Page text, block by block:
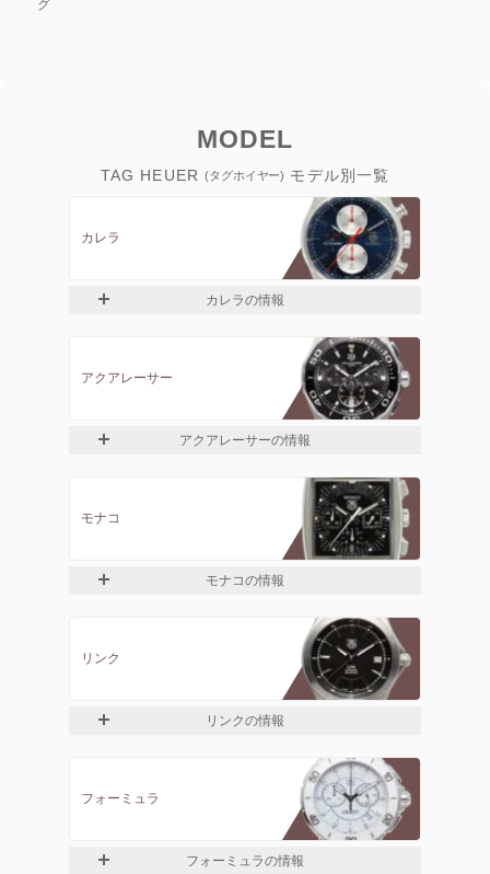
グ
MODEL
TAG HEUER(タグホイヤー) モデル別一覧
カレラ
カレラの情報
アクアレーサー
アクアレーサーの情報
モナコ
モナコの情報
リンク
リンクの情報
フォーミュラ
フォーミュラの情報